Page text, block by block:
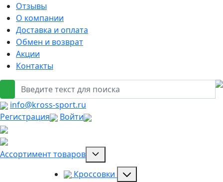
Отзывы
О компании
Доставка и оплата
Обмен и возврат
Акции
Контакты
info@kross-sport.ru
Регистрация
Войти
Ассортимент товаров
Кроссовки